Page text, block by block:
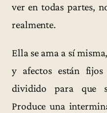
ver en todas partes,
realmente.
Ella se ama a sí
y afectos están
dividido para que
Produce una